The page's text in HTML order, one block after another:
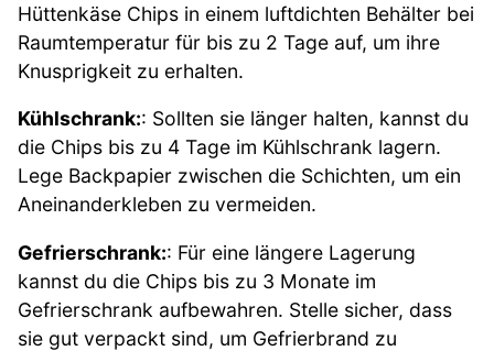
Hüttenkäse Chips in einem luftdichten Behälter bei
Raumtemperatur für bis zu 2 Tage auf, um ihre
Knusprigkeit zu erhalten.
Kühlschrank:: Sollten sie länger halten, kannst du
die Chips bis zu 4 Tage im Kühlschrank lagern.
Lege Backpapier zwischen die Schichten, um ein
Aneinanderkleben zu vermeiden.
Gefrierschrank:: Für eine längere Lagerung
kannst du die Chips bis zu 3 Monate im
Gefrierschrank aufbewahren. Stelle sicher, dass
sie gut verpackt sind, um Gefrierbrand zu